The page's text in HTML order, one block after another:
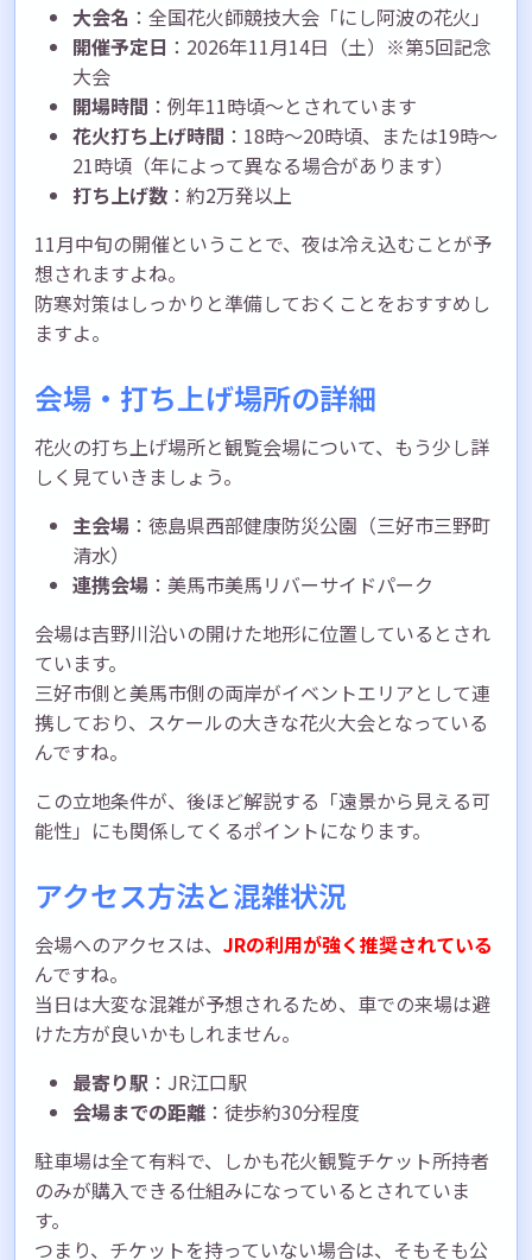
大会名 ：全国花火師競技大会「にし阿波の花火」
開催予定日 ：2026年11月14日（土）※第5回記念
大会
開場時間 ：例年11時頃〜とされています
花火打ち上げ時間 ：18時〜20時頃、または19時〜
21時頃（年によって異なる場合があります）
打ち上げ数 ：約2万発以上
11月中旬の開催ということで、夜は冷え込むことが予
想されますよね。
防寒対策はしっかりと準備しておくことをおすすめし
ますよ。
会場・打ち上げ場所の詳細
花火の打ち上げ場所と観覧会場について、もう少し詳
しく見ていきましょう。
主会場 ：徳島県西部健康防災公園（三好市三野町
清水）
連携会場 ：美馬市美馬リバーサイドパーク
会場は吉野川沿いの開けた地形に位置しているとされ
ています。
三好市側と美馬市側の両岸がイベントエリアとして連
携しており、スケールの大きな花火大会となっている
んですね。
この立地条件が、後ほど解説する「遠景から見える可
能性」にも関係してくるポイントになります。
アクセス方法と混雑状況
会場へのアクセスは、 JRの利用が強く推奨されている
んですね。
当日は大変な混雑が予想されるため、車での来場は避
けた方が良いかもしれません。
最寄り駅 ：JR江口駅
会場までの距離 ：徒歩約30分程度
駐車場は全て有料で、しかも花火観覧チケット所持者
のみが購入できる仕組みになっているとされていま
す。
つまり、チケットを持っていない場合は、そもそも公